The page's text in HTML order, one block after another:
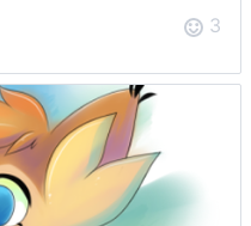
3